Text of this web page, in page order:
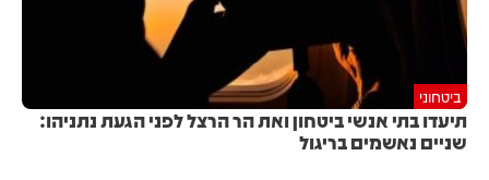
ביטחוני
תיעדו בתי אנשי ביטחון ואת הר הרצל לפני הגעת נתניהו:
שניים נאשמים בריגול